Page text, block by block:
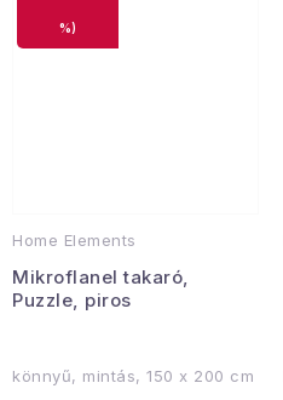
Home Elements
Mikroflanel takaró,
Puzzle, piros
%)
könnyű, mintás, 150 x 200 cm